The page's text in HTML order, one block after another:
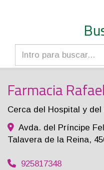
Farmacia
Cerca del Hospital y
Avda. del Príncipe
Talavera de la Reina,
925817348